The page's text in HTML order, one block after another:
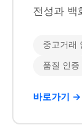
전성과 백
중고거래
품질 인증
바로가기 →